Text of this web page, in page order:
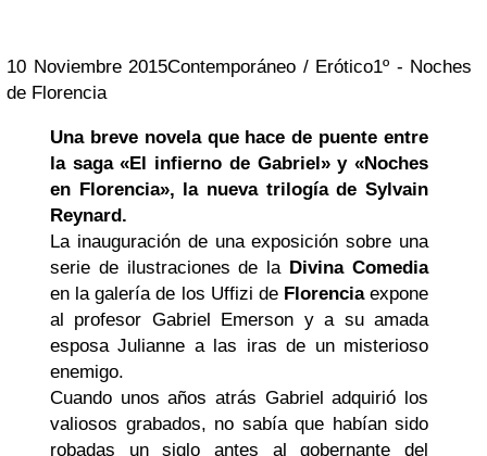
10 Noviembre 2015Contemporáneo / Erótico1º - Noches
de Florencia
Una breve novela que hace de puente entre
la saga «El infierno de Gabriel» y «Noches
en Florencia», la nueva trilogía de Sylvain
Reynard.
La inauguración de una exposición sobre una
serie de ilustraciones de la Divina Comedia
en la galería de los Uffizi de Florenciaexpone
al profesor Gabriel Emerson y a su amada
esposa Julianne a las iras de un misterioso
enemigo.
Cuando unos años atrás Gabriel adquirió los
valiosos grabados, no sabía que habían sido
robadas un siglo antes al gobernante del